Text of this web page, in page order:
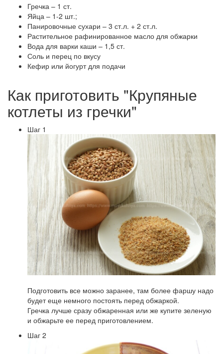
Гречка – 1 ст.
Яйца – 1-2 шт.;
Панировочные сухари – 3 ст.л. + 2 ст.л.
Растительное рафинированное масло для обжарки
Вода для варки каши – 1,5 ст.
Соль и перец по вкусу
Кефир или йогурт для подачи
Как приготовить "Крупяные
котлеты из гречки"
Шаг 1
Подготовить все можно заранее, там более фаршу надо
будет еще немного постоять перед обжаркой.
Гречка лучше сразу обжаренная или же купите зеленую
и обжарьте ее перед приготовлением.
Шаг 2